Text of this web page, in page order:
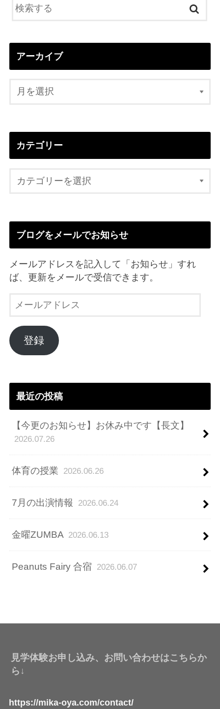
アーカイブ
カテゴリー
ブログをメールでお知らせ
メールアドレスを記入して「お知らせ」すれ
ば、更新をメールで受信できます。
ル
ア
ド
登録
最近の投稿
【今更のお知らせ】お休み中です【長文】
2026.07.26
体育の授業 2026.06.26
7月の出演情報 2026.06.24
金曜ZUMBA 2026.06.13
Peanuts Fairy 合宿 2026.06.07
見学体験お申し込み、お問い合わせはこちらか
ら↓
https://mika-oya.com/contact/